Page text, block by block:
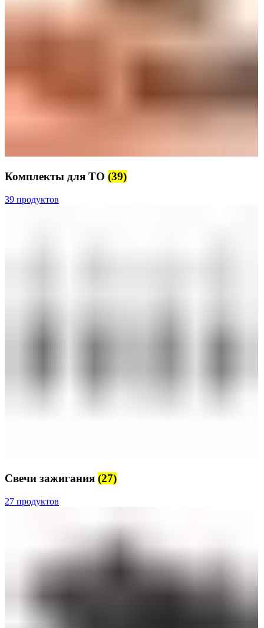
Комплекты для ТО (39)
39 продуктов
Свечи зажигания (27)
27 продуктов